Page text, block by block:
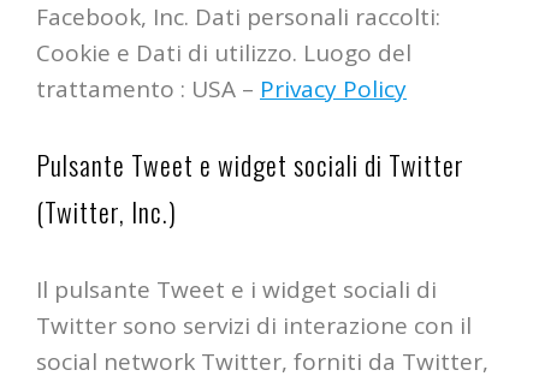
Facebook, Inc. Dati personali raccolti:
Cookie e Dati di utilizzo. Luogo del
trattamento : USA – Privacy Policy
Pulsante Tweet e widget sociali di Twitter
(Twitter, Inc.)
Il pulsante Tweet e i widget sociali di
Twitter sono servizi di interazione con il
social network Twitter, forniti da Twitter,